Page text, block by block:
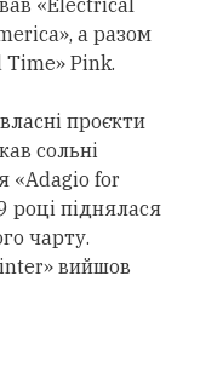
а разом
Time» Pink.
проєкти
сольні
«Adagio for
піднялася
чарту.
вийшов